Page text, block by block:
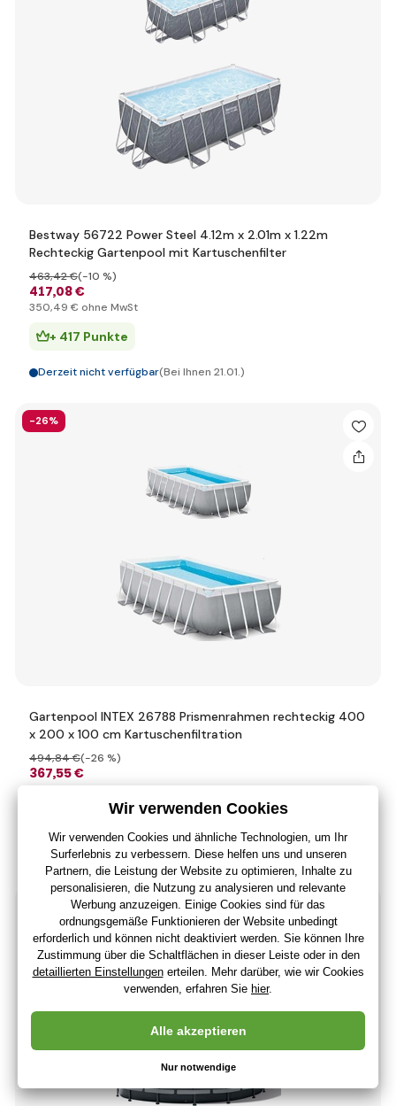
Bestway 56722 Power Steel 4.12m x 2.01m x 1.22m
Rechteckig Gartenpool mit Kartuschenfilter
417,08 €
463,42 €(-10 %)
350,49 € ohne MwSt
+ 417 Punkte
Derzeit nicht verfügbar(Bei Ihnen 21.01.)
-26%
Gartenpool INTEX 26788 Prismenrahmen rechteckig 400
x 200 x 100 cm Kartuschenfiltration
367,55 €
494,84 €(-26 %)
+ 367 Punkte
Derzeit nicht verfügbar(Bei Ihnen 21.01.)